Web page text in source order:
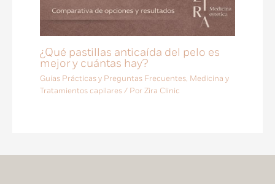
¿Qué pastillas anticaída del pelo es
mejor y cuántas hay?
Guías Prácticas y Preguntas Frecuentes, Medicina y
Tratamientos capilares / Por Zira Clinic